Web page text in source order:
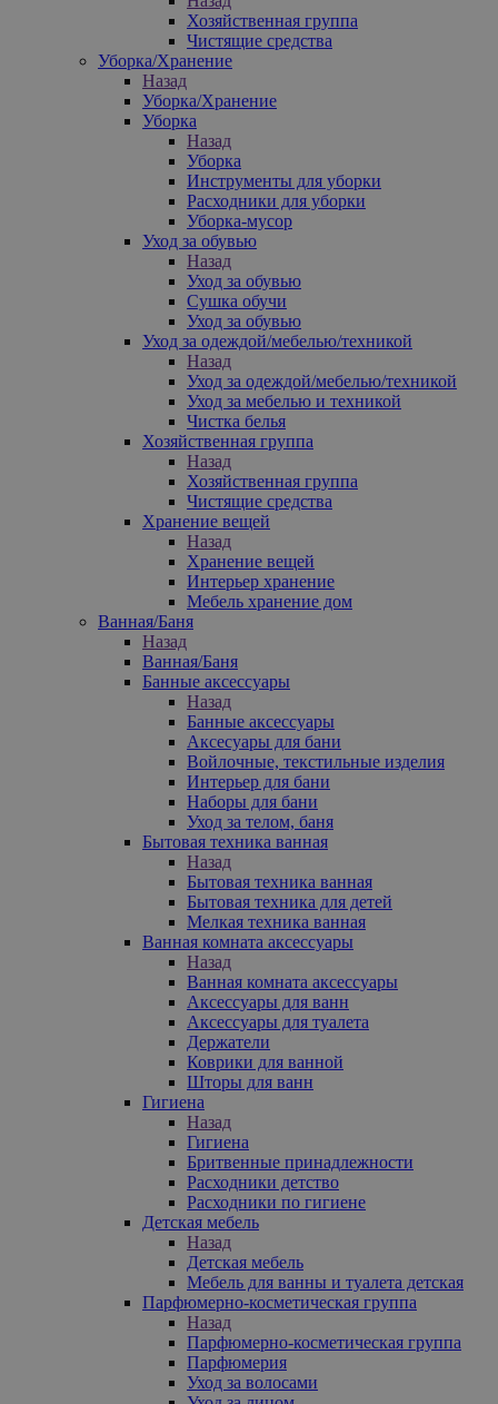
Хозяйственная группа
Чистящие средства
Уборка/Хранение
Назад
Уборка/Хранение
Уборка
Назад
Уборка
Инструменты для уборки
Расходники для уборки
Уборка-мусор
Уход за обувью
Назад
Уход за обувью
Сушка обучи
Уход за обувью
Уход за одеждой/мебелью/техникой
Назад
Уход за одеждой/мебелью/техникой
Уход за мебелью и техникой
Чистка белья
Хозяйственная группа
Назад
Хозяйственная группа
Чистящие средства
Хранение вещей
Назад
Хранение вещей
Интерьер хранение
Мебель хранение дом
Ванная/Баня
Назад
Ванная/Баня
Банные аксессуары
Назад
Банные аксессуары
Аксесуары для бани
Войлочные, текстильные изделия
Интерьер для бани
Наборы для бани
Уход за телом, баня
Бытовая техника ванная
Назад
Бытовая техника ванная
Бытовая техника для детей
Мелкая техника ванная
Ванная комната аксессуары
Назад
Ванная комната аксессуары
Аксессуары для ванн
Аксессуары для туалета
Держатели
Коврики для ванной
Шторы для ванн
Гигиена
Назад
Гигиена
Бритвенные принадлежности
Расходники детство
Расходники по гигиене
Детская мебель
Назад
Детская мебель
Мебель для ванны и туалета детская
Парфюмерно-косметическая группа
Назад
Парфюмерно-косметическая группа
Парфюмерия
Уход за волосами